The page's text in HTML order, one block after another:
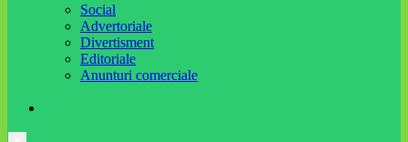
Social
Advertoriale
Divertisment
Editoriale
Anunturi comerciale